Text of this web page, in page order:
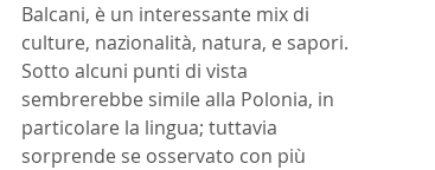
Balcani, è un interessante mix di
culture, nazionalità, natura, e sapori.
Sotto alcuni punti di vista
sembrerebbe simile alla Polonia, in
particolare la lingua; tuttavia
sorprende se osservato con più